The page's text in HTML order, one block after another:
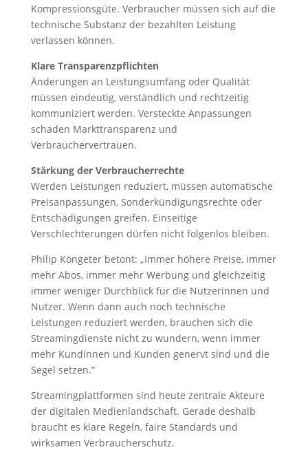
Kompressionsgüte. Verbraucher müssen sich auf die
technische Substanz der bezahlten Leistung
verlassen können.
Klare Transparenzpflichten
Änderungen an Leistungsumfang oder Qualität
müssen eindeutig, verständlich und rechtzeitig
kommuniziert werden. Versteckte Anpassungen
schaden Markttransparenz und
Verbrauchervertrauen.
Stärkung der Verbraucherrechte
Werden Leistungen reduziert, müssen automatische
Preisanpassungen, Sonderkündigungsrechte oder
Entschädigungen greifen. Einseitige
Verschlechterungen dürfen nicht folgenlos bleiben.
Philip Köngeter betont: „Immer höhere Preise, immer
mehr Abos, immer mehr Werbung und gleichzeitig
immer weniger Durchblick für die Nutzerinnen und
Nutzer. Wenn dann auch noch technische
Leistungen reduziert werden, brauchen sich die
Streamingdienste nicht zu wundern, wenn immer
mehr Kundinnen und Kunden genervt sind und die
Segel setzen.“
Streamingplattformen sind heute zentrale Akteure
der digitalen Medienlandschaft. Gerade deshalb
braucht es klare Regeln, faire Standards und
wirksamen Verbraucherschutz.